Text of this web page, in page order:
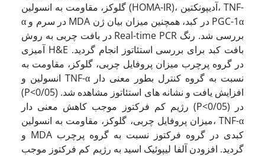
گلوکز، مقاومت به انسولین (HOMA-IR)، آدیپونکتین، TNF-
α در سرم و MDA در کبد، همچنین میزان بیان ژن PGC-1α
در بافت چربی به روش Real-time PCR بررسی شد. رنگ
آمیزی H&E بافت کبد برای بررسی استئاتوز انجام گردید.
در گروه پرچرب میزان پروفایل چربی، گلوکز، مقاومت به
انسولین و TNF-α نسبت به گروه کنترل بطور معنی دار
(P<0/05) افزایش یافت و نشانه های استئاتوز مشاهده شد.
رژیم کم فرکتوز موجب کاهش معنی دار (P<0/05) در
میزان پروفایل چربی، گلوکز، مقاومت به انسولین، TNF-α
و MDA کبدی در گروه فرکتوز نسبت به گروه پرچرب
گردید. افزودن آلفا لیپوئیک اسید به رژیم کم فرکتوز موجب